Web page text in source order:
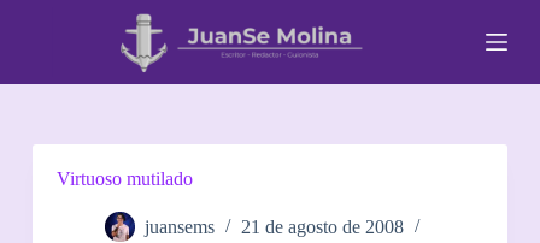
t
Virtuoso mutilado
juansems
21 de agosto de 2008